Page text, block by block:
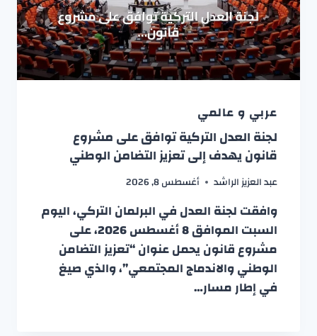
عربي و عالمي
لجنة العدل التركية توافق على مشروع
قانون يهدف إلى تعزيز التضامن الوطني
عبد العزيز الراشد أغسطس 8, 2026
وافقت لجنة العدل في البرلمان التركي، اليوم
السبت الموافق 8 أغسطس 2026، على
مشروع قانون يحمل عنوان “تعزيز التضامن
الوطني والاندماج المجتمعي”، والذي صيغ
في إطار مسار…